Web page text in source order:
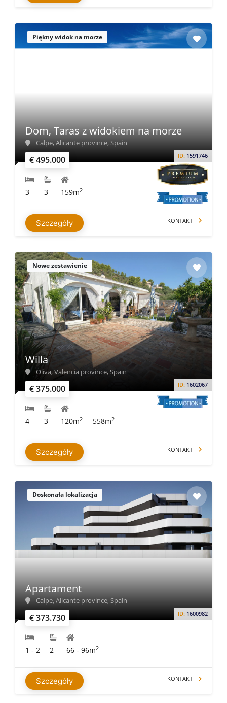
Piękny widok na morze
€ 495.000 ID: 1591746
Dom, Taras z widokiem na morze
Calpe, Alicante province, Spain
3 3 159m2
Szczegóły KONTAKT
Nowe zestawienie
€ 375.000 ID: 1602067
Willa
Oliva, Valencia province, Spain
4 3 120m2 558m2
Szczegóły KONTAKT
Doskonała lokalizacja
€ 373.730 ID: 1600982
Apartament
Calpe, Alicante province, Spain
1 - 2 2 66 - 96m2
Szczegóły KONTAKT